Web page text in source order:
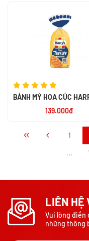
BÁNH MỲ HOA CÚC
139.000đ
1
...
LIÊN HỆ
Vui lòng điền
những thông